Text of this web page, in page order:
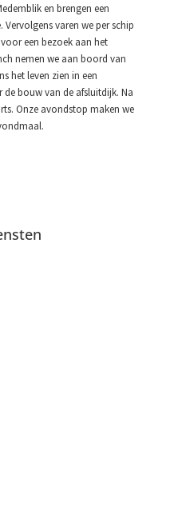
en brengen een
varen we per schip
een bezoek aan het
nemen we aan boord van
het leven zien in een
bouw van de afsluitdijk. Na
Onze avondstop maken we